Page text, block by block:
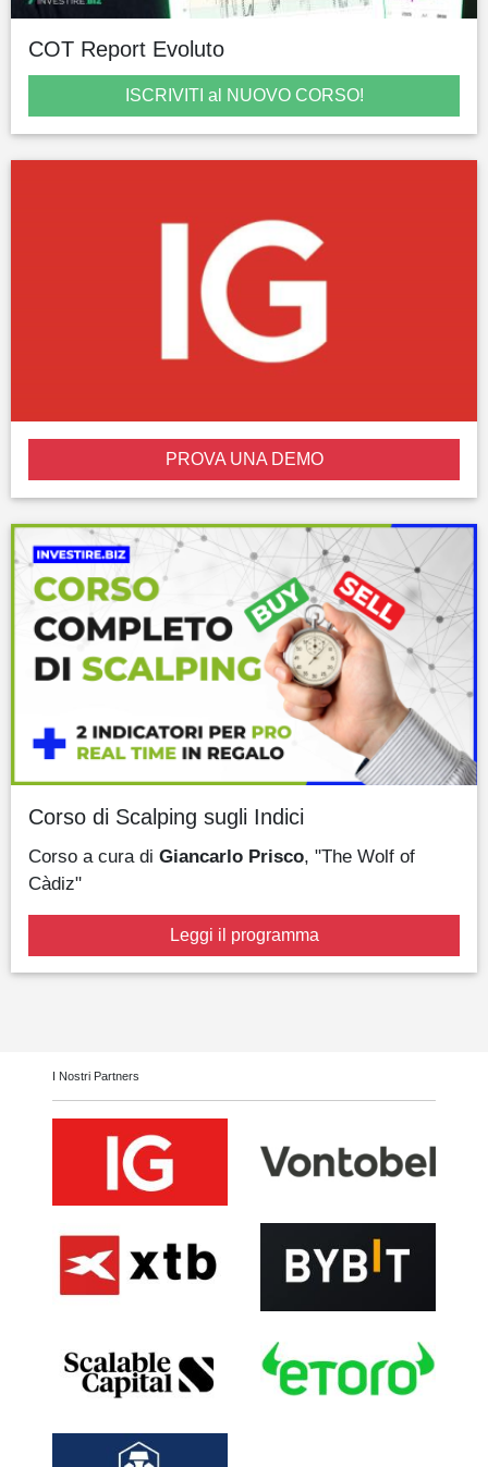
COT Report Evoluto
ISCRIVITI al NUOVO CORSO!
PROVA UNA DEMO
Corso di Scalping sugli Indici
Corso a cura di Giancarlo Prisco, "The Wolf of
Càdiz"
Leggi il programma
I Nostri Partners